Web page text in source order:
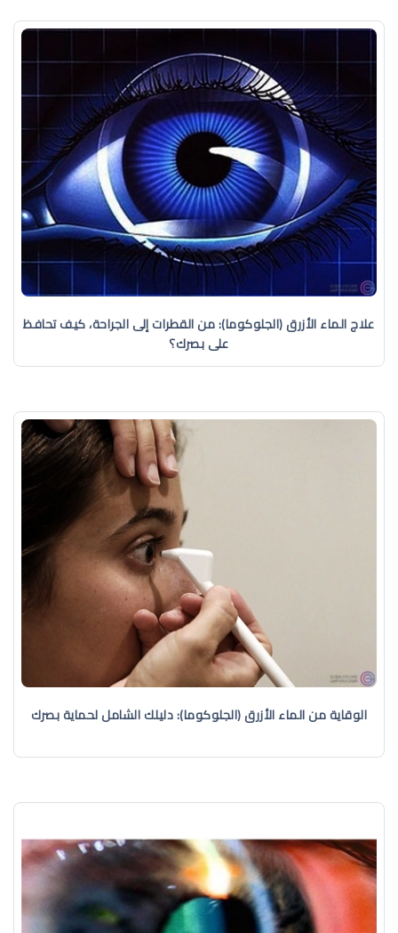
علاج الماء الأزرق (الجلوكوما): من القطرات إلى الجراحة، كيف تحافظ
على بصرك؟
الوقاية من الماء الأزرق (الجلوكوما): دليلك الشامل لحماية بصرك